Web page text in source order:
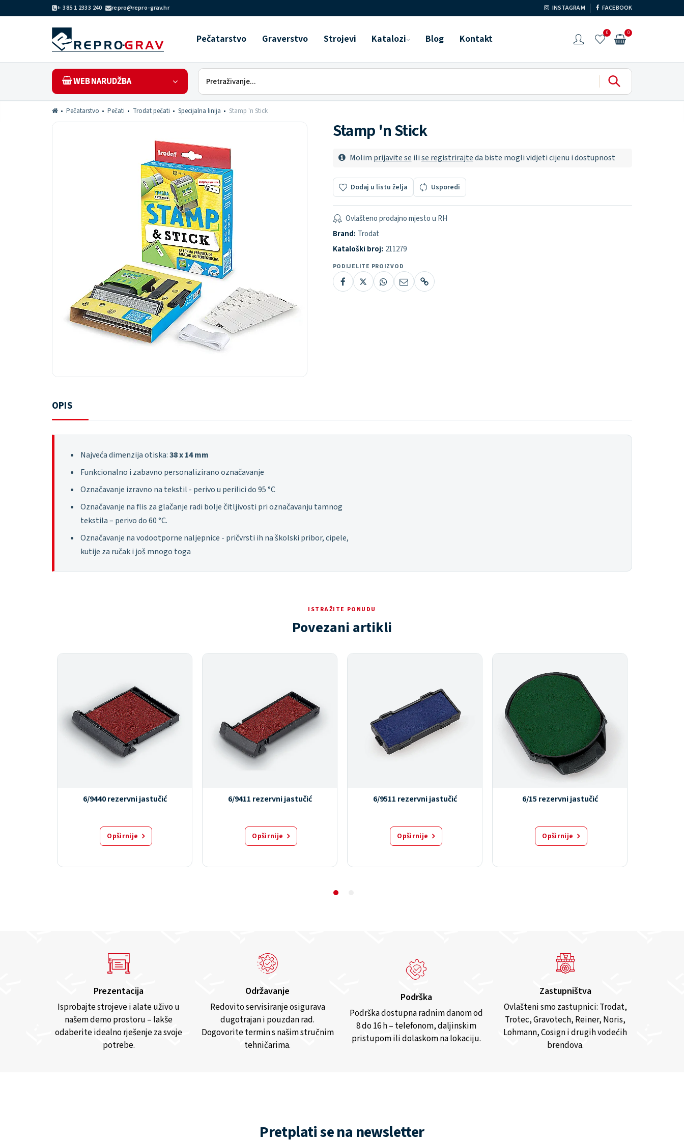
+ 385 1 2333 240 repro@repro-grav.hr INSTAGRAM FACEBOOK
Pečatarstvo Graverstvo Strojevi Katalozi Blog Kontakt 0 0
WEB NARUDŽBA
Pečatarstvo Pečati Trodat pečati Specijalna linija Stamp 'n Stick
Stamp 'n Stick
Molim prijavite se ilise registrirajteda biste mogli vidjeti cijenu i dostupnost
Dodaj u listu želja Usporedi
Ovlašteno prodajno mjesto u RH
Brand: Trodat
Kataloški broj: 211279
PODIJELITE PROIZVOD
OPIS
Najveća dimenzija otiska:38 x 14 mm
Funkcionalno i zabavno personalizirano označavanje
Označavanje izravno na tekstil - perivo u perilici do 95 °C
Označavanje na flis za glačanje radi bolje čitljivosti pri označavanju tamnog
tekstila – perivo do 60 °C.
Označavanje na vodootporne naljepnice - pričvrsti ih na školski pribor, cipele,
kutije za ručak i još mnogo toga
ISTRAŽITE PONUDU
Povezani artikli
6/9440 rezervni jastučić
Opširnije
6/9411 rezervni jastučić
Opširnije
6/9511 rezervni jastučić
Opširnije
6/15 rezervni jastučić
Opširnije
Prezentacija
Isprobajte strojeve i alate uživo u
našem demo prostoru – lakše
odaberite idealno rješenje za svoje
potrebe.
Održavanje
Redovito servisiranje osigurava
dugotrajan i pouzdan rad.
Dogovorite termin s našim stručnim
tehničarima.
Podrška
Podrška dostupna radnim danom od
8 do 16 h – telefonom, daljinskim
pristupom ili dolaskom na lokaciju.
Zastupništva
Ovlašteni smo zastupnici: Trodat,
Trotec, Gravotech, Reiner, Noris,
Lohmann, Cosign i drugih vodećih
brendova.
Pretplati se na newsletter